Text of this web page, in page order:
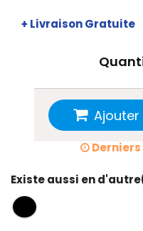
+ Livraison Gratuite
Existe aussi en